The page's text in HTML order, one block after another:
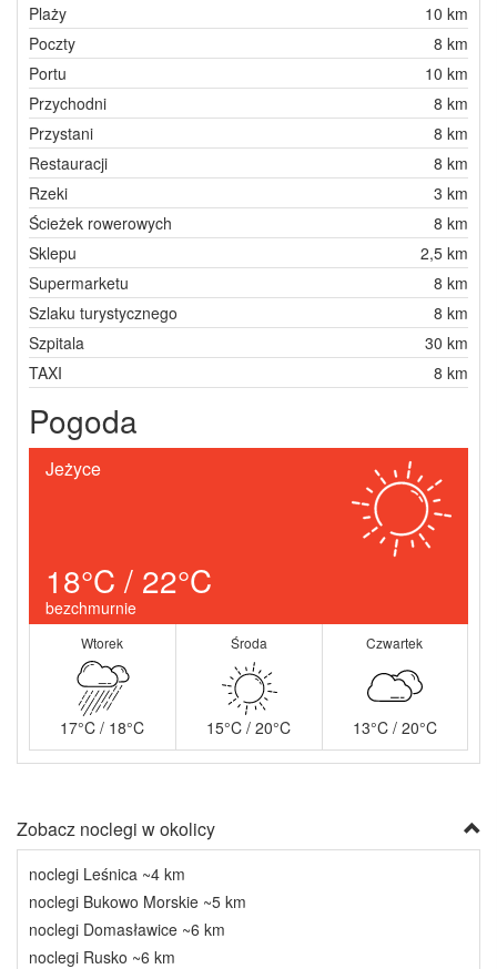
Plaży
10 km
Poczty
8 km
Portu
10 km
Przychodni
8 km
Przystani
8 km
Restauracji
8 km
Rzeki
3 km
Ścieżek rowerowych
8 km
Sklepu
2,5 km
Supermarketu
8 km
Szlaku turystycznego
8 km
Szpitala
30 km
TAXI
8 km
Pogoda
Jeżyce
18°C / 22°C
bezchmurnie
Wtorek
17°C / 18°C
Środa
15°C / 20°C
Czwartek
13°C / 20°C
Zobacz noclegi w okolicy
noclegi Leśnica ~4 km
noclegi Bukowo Morskie ~5 km
noclegi Domasławice ~6 km
noclegi Rusko ~6 km